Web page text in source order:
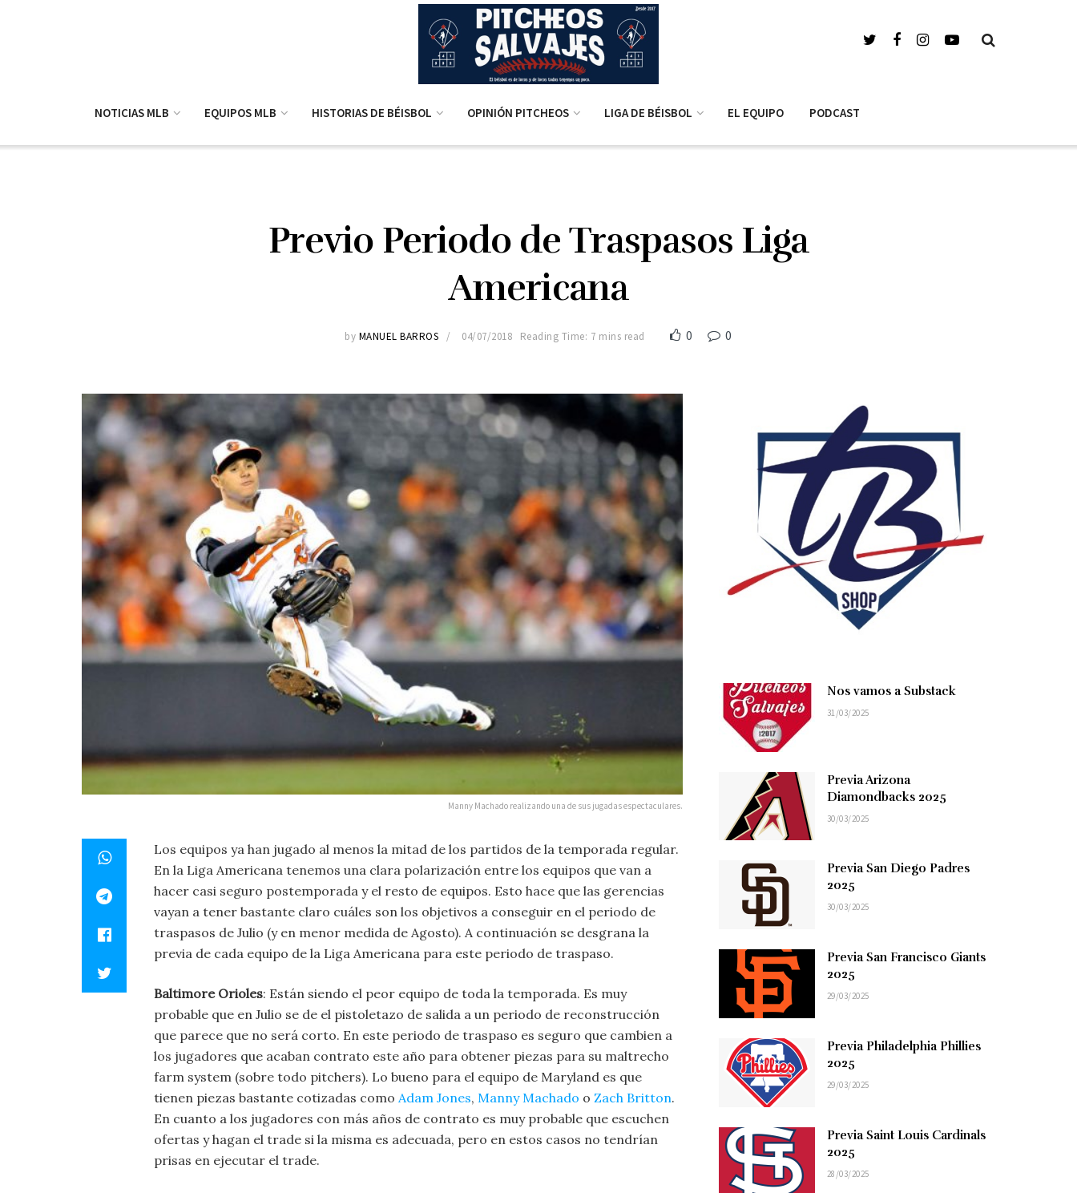
NOTICIAS MLB EQUIPOS MLB HISTORIAS DE BÉISBOL OPINIÓN PITCHEOS LIGA DE BÉISBOL EL EQUIPO PODCAST
Previo Periodo de Traspasos Liga
Americana
by MANUEL BARROS 04/07/2018 Reading Time: 7 mins read 0 0
Manny Machado realizando una de sus jugadas espectaculares.
Los equipos ya han jugado al menos la mitad de los partidos de la temporada regular.
En la Liga Americana tenemos una clara polarización entre los equipos que van a
hacer casi seguro postemporada y el resto de equipos. Esto hace que las gerencias
vayan a tener bastante claro cuáles son los objetivos a conseguir en el periodo de
traspasos de Julio (y en menor medida de Agosto). A continuación se desgrana la
previa de cada equipo de la Liga Americana para este periodo de traspaso.
Baltimore Orioles: Están siendo el peor equipo de toda la temporada. Es muy
probable que en Julio se de el pistoletazo de salida a un periodo de reconstrucción
que parece que no será corto. En este periodo de traspaso es seguro que cambien a
los jugadores que acaban contrato este año para obtener piezas para su maltrecho
farm system (sobre todo pitchers). Lo bueno para el equipo de Maryland es que
tienen piezas bastante cotizadas como Adam Jones, Manny Machado o Zach Britton.
En cuanto a los jugadores con más años de contrato es muy probable que escuchen
ofertas y hagan el trade si la misma es adecuada, pero en estos casos no tendrían
prisas en ejecutar el trade.
Nos vamos a Substack
31/03/2025
Previa Arizona
Diamondbacks 2025
30/03/2025
Previa San Diego Padres
2025
30/03/2025
Previa San Francisco Giants
2025
29/03/2025
Previa Philadelphia Phillies
2025
29/03/2025
Previa Saint Louis Cardinals
2025
28/03/2025